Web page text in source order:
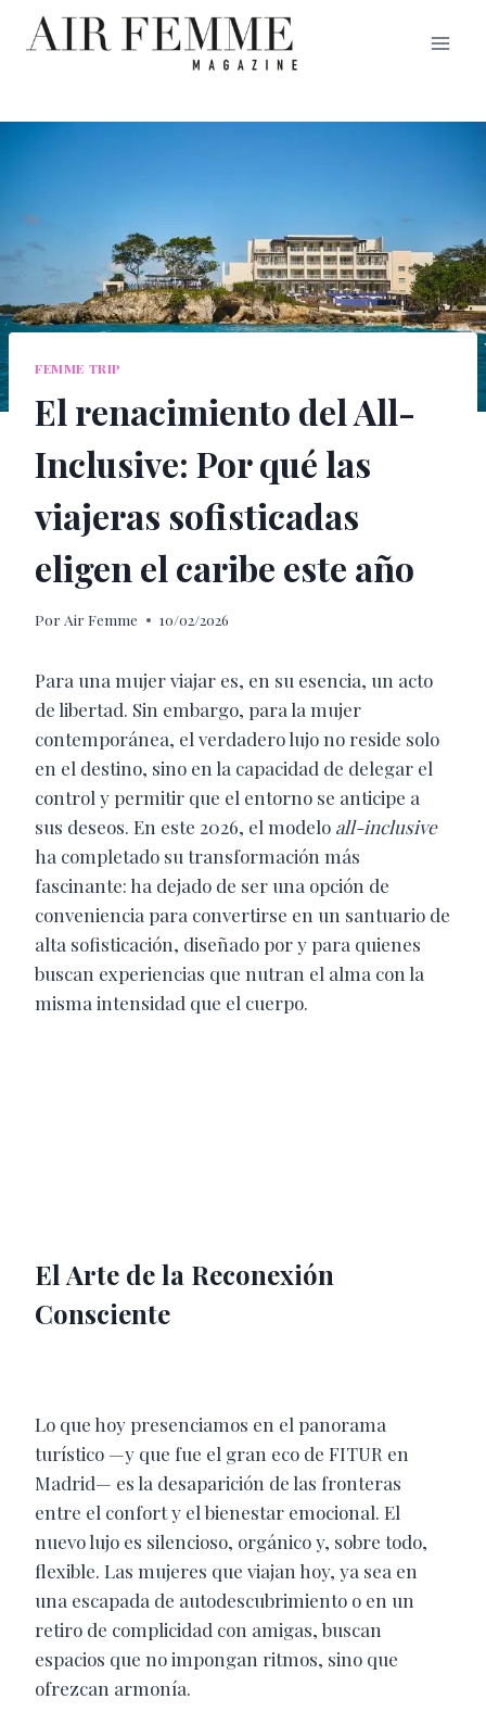
Saltar
FEMME TRIP
El renacimiento del All-
Inclusive: Por qué las
viajeras sofisticadas
eligen el caribe este año
Por Air Femme 10/02/2026
Para una mujer viajar es, en su esencia, un acto
de libertad. Sin embargo, para la mujer
contemporánea, el verdadero lujo no reside solo
en el destino, sino en la capacidad de delegar el
control y permitir que el entorno se anticipe a
sus deseos. En este 2026, el modelo all-inclusive
ha completado su transformación más
fascinante: ha dejado de ser una opción de
conveniencia para convertirse en un santuario de
alta sofisticación, diseñado por y para quienes
buscan experiencias que nutran el alma con la
misma intensidad que el cuerpo.
El Arte de la Reconexión
Consciente
Lo que hoy presenciamos en el panorama
turístico —y que fue el gran eco de FITUR en
Madrid— es la desaparición de las fronteras
entre el confort y el bienestar emocional. El
nuevo lujo es silencioso, orgánico y, sobre todo,
flexible. Las mujeres que viajan hoy, ya sea en
una escapada de autodescubrimiento o en un
retiro de complicidad con amigas, buscan
espacios que no impongan ritmos, sino que
ofrezcan armonía.